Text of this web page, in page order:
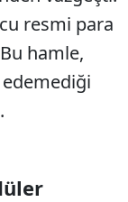
resmi para
hamle,